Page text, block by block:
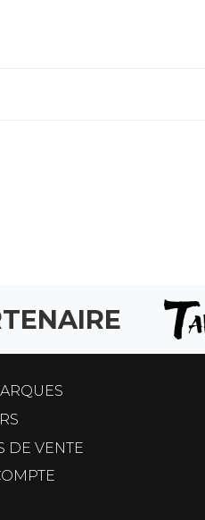
DE VENTE